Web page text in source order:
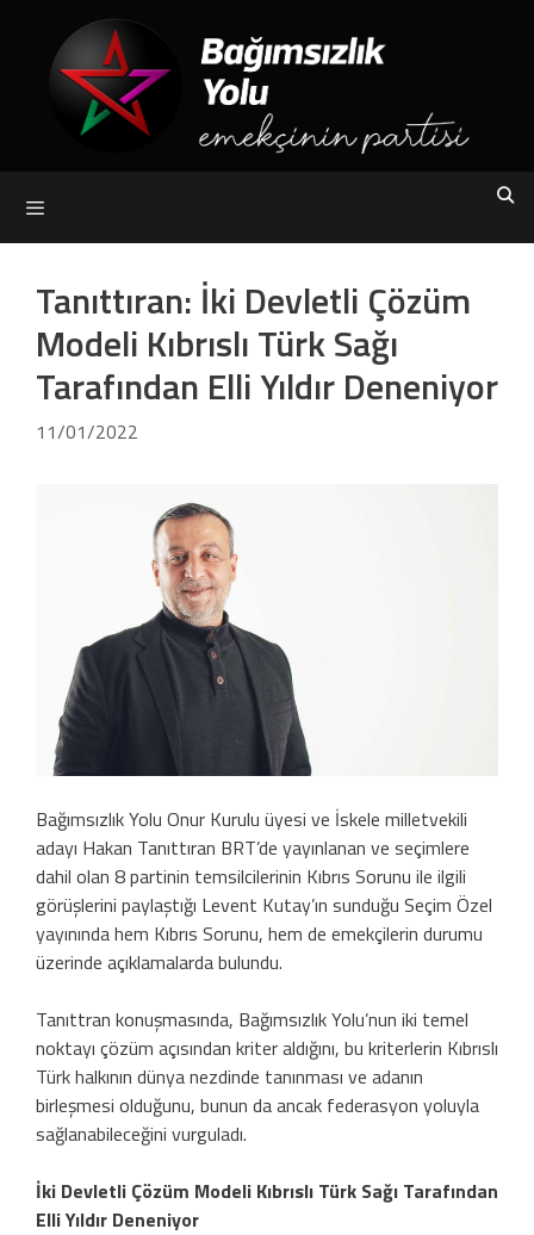
content
Tanıttıran: İki Devletli Çözüm
Modeli Kıbrıslı Türk Sağı
Tarafından Elli Yıldır Deneniyor
11/01/2022
Bağımsızlık Yolu Onur Kurulu üyesi ve İskele milletvekili
adayı Hakan Tanıttıran BRT’de yayınlanan ve seçimlere
dahil olan 8 partinin temsilcilerinin Kıbrıs Sorunu ile ilgili
görüşlerini paylaştığı Levent Kutay’ın sunduğu Seçim Özel
yayınında hem Kıbrıs Sorunu, hem de emekçilerin durumu
üzerinde açıklamalarda bulundu.
Tanıttran konuşmasında, Bağımsızlık Yolu’nun iki temel
noktayı çözüm açısından kriter aldığını, bu kriterlerin Kıbrıslı
Türk halkının dünya nezdinde tanınması ve adanın
birleşmesi olduğunu, bunun da ancak federasyon yoluyla
sağlanabileceğini vurguladı.
İki Devletli Çözüm Modeli Kıbrıslı Türk Sağı Tarafından
Elli Yıldır Deneniyor